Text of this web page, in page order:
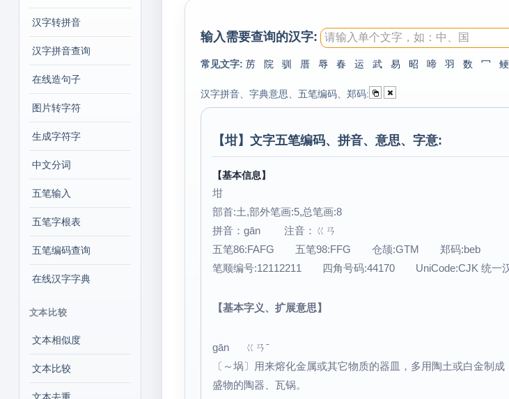
汉字转拼音
汉字拼音查询
在线造句子
图片转字符
生成字符字
中文分词
五笔输入
五笔字根表
五笔编码查询
在线汉字字典
文本比较
文本相似度
文本比较
输入需要查询的汉字:
常见文字: 苈 院 驯 厝 辱 春 运 武 易 昭 啼 羽 数 冖 鲠
汉字拼音、字典意思、五笔编码、郑码:
【坩】文字五笔编码、拼音、意思、字意:
【基本信息】
坩
部首:土,部外笔画:5,总笔画:8
拼音：gān 注音：ㄍㄢ
五笔86:FAFG 五笔98:FFG 仓颉:GTM 郑码:beb
笔顺编号:12112211 四角号码:44170 UniCode:CJK 统一
【基本字义、扩展意思】
gān ㄍㄢˉ
〔～埚〕用来熔化金属或其它物质的器皿，多用陶土或白金制成
盛物的陶器、瓦锅。